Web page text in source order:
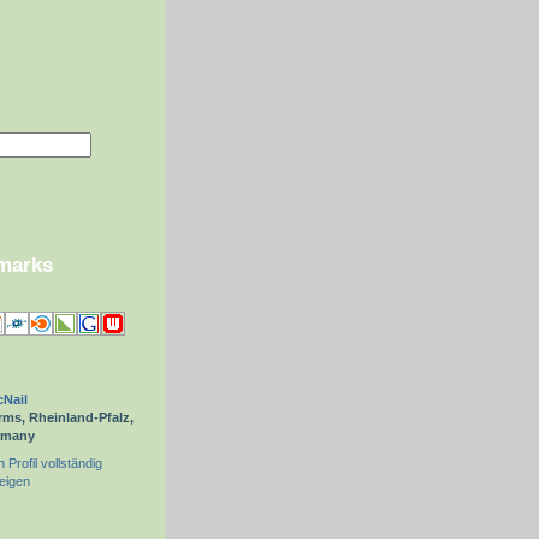
Rheinland-Pfalz,
Profil vollständig